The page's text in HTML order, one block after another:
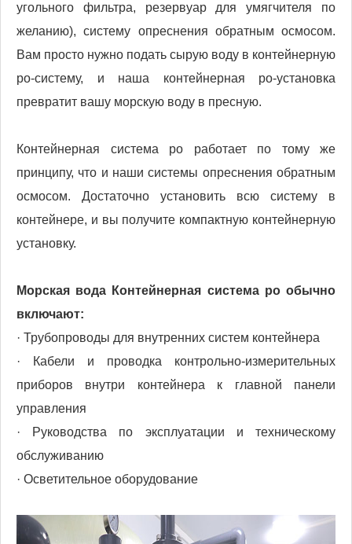
угольного фильтра, резервуар для умягчителя по
желанию), систему опреснения обратным осмосом.
Вам просто нужно подать сырую воду в контейнерную
ро-систему, и наша контейнерная ро-установка
превратит вашу морскую воду в пресную.
Контейнерная система ро работает по тому же
принципу, что и наши системы опреснения обратным
осмосом. Достаточно установить всю систему в
контейнере, и вы получите компактную контейнерную
установку.
Морская вода Контейнерная система ро обычно
включают:
· Трубопроводы для внутренних систем контейнера
· Кабели и проводка контрольно-измерительных
приборов внутри контейнера к главной панели
управления
· Руководства по эксплуатации и техническому
обслуживанию
· Осветительное оборудование